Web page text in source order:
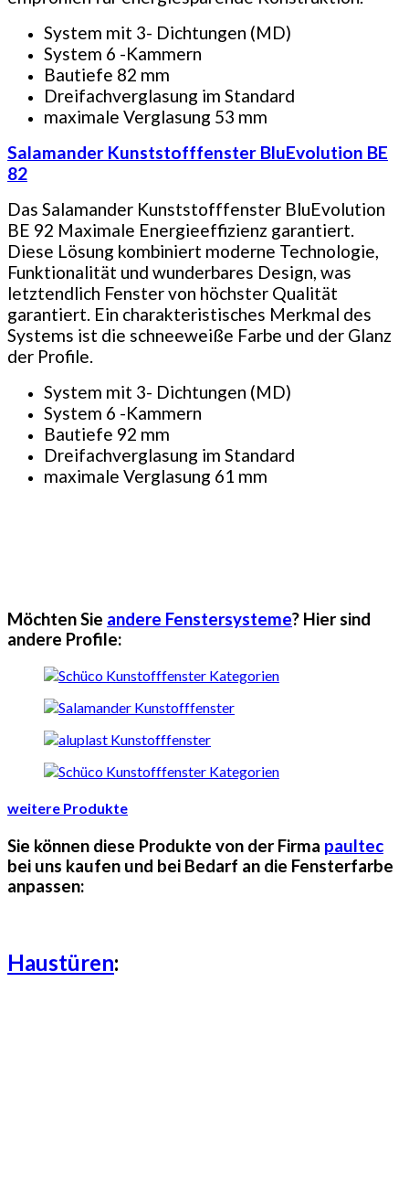
System mit 3- Dichtungen (MD)
System 6 -Kammern
Bautiefe 82 mm
Dreifachverglasung im Standard
maximale Verglasung 53 mm
Salamander Kunststofffenster BluEvolution BE
82
Das Salamander Kunststofffenster BluEvolution
BE 92 Maximale Energieeffizienz garantiert.
Diese Lösung kombiniert moderne Technologie,
Funktionalität und wunderbares Design, was
letztendlich Fenster von höchster Qualität
garantiert. Ein charakteristisches Merkmal des
Systems ist die schneeweiße Farbe und der Glanz
der Profile.
System mit 3- Dichtungen (MD)
System 6 -Kammern
Bautiefe 92 mm
Dreifachverglasung im Standard
maximale Verglasung 61 mm
Möchten Sie andere Fenstersysteme? Hier sind
andere Profile:
weitere Produkte
Sie können diese Produkte von der Firma paultec
bei uns kaufen und bei Bedarf an die Fensterfarbe
anpassen:
Haustüren: